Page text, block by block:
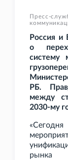
Пресс-
Россия и
о
систему
РБ.
между
2030-му
рынка